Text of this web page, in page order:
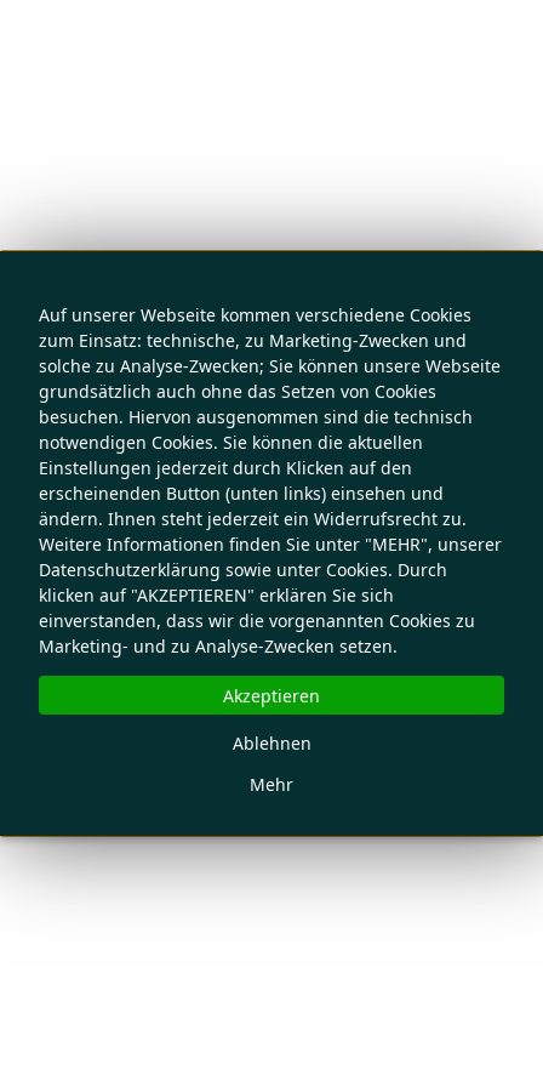
Auf unserer Webseite kommen verschiedene Cookies
zum Einsatz: technische, zu Marketing-Zwecken und
solche zu Analyse-Zwecken; Sie können unsere Webseite
grundsätzlich auch ohne das Setzen von Cookies
besuchen. Hiervon ausgenommen sind die technisch
notwendigen Cookies. Sie können die aktuellen
Einstellungen jederzeit durch Klicken auf den
erscheinenden Button (unten links) einsehen und
ändern. Ihnen steht jederzeit ein Widerrufsrecht zu.
Weitere Informationen finden Sie unter "MEHR", unserer
Datenschutzerklärung sowie unter Cookies. Durch
klicken auf "AKZEPTIEREN" erklären Sie sich
einverstanden, dass wir die vorgenannten Cookies zu
Marketing- und zu Analyse-Zwecken setzen.
Mehr
Ablehnen
Akzeptieren